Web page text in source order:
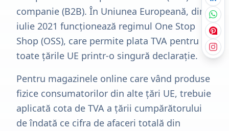
companie (B2B). În Uniunea Europeană, din
iulie 2021 funcționează regimul One Stop
Shop (OSS), care permite plata TVA pentru
toate țările UE printr-o singură declarație.
Pentru magazinele online care vând produse
fizice consumatorilor din alte țări UE, trebuie
aplicată cota de TVA a țării cumpărătorului
de îndată ce cifra de afaceri totală din